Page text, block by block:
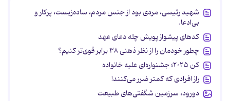
شهید رئیسی، مردی بود از جنس مردم، ساده‌زیست، پرکار و
بی‌ادعا.
کدهای پیشواز پویش چله دعای عهد
چطور خودمان را از نظر ذهنی ۳۸ برابر قوی‌تر کنیم؟
کن ۲۰۲۵؛ جشنواره‌ای علیه خانواده
راز افرادی که کمتر ضرر می‌کنند!
دورود، سرزمین شگفتی‌های طبیعت